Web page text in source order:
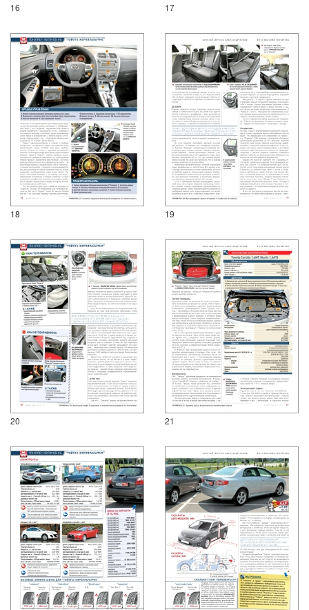
16 17
18 19
20 21